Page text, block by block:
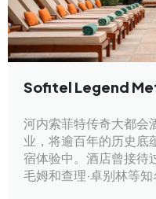
Sofitel Legend
河内索菲特传奇大都会
业，将逾百年的历史底
宿体验中。酒店曾接待
毛姆和查理·卓别林等知